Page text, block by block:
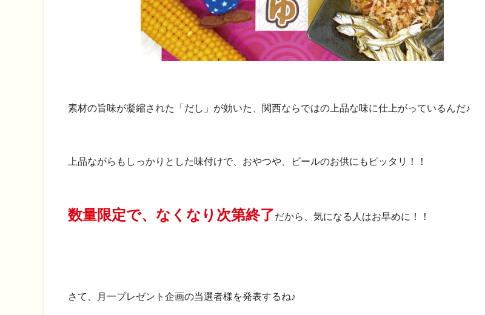
素材の旨味が凝縮された「だし」が効いた、関西ならではの上品な味に仕上がっているんだ♪
上品ながらもしっかりとした味付けで、おやつや、ビールのお供にもピッタリ！！
数量限定で、なくなり次第終了だから、気になる人はお早めに！！
さて、月一プレゼント企画の当選者様を発表するね♪